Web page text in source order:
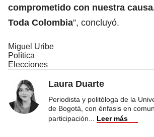
comprometido con nuestra
Toda Colombia”, concluyó.
Miguel Uribe
Política
Elecciones
Laura Duarte
Periodista y politóloga de la
de Bogotá, con énfasis en
participación
Leer más